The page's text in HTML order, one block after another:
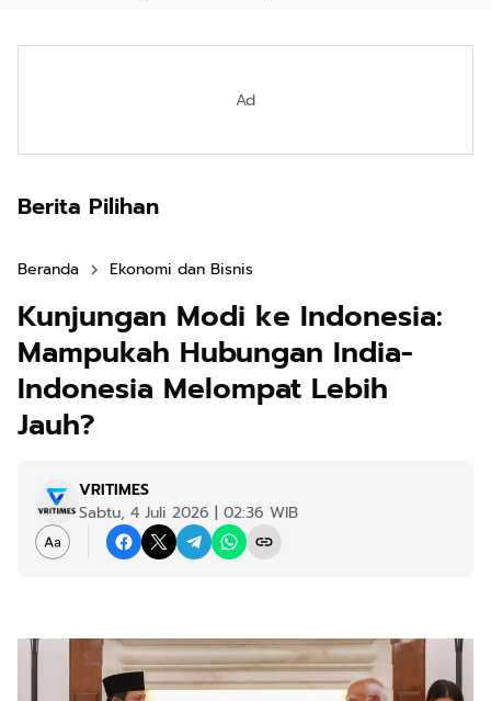
Ad
Berita Pilihan
Beranda Ekonomi dan Bisnis
Kunjungan Modi ke Indonesia:
Mampukah Hubungan India-
Indonesia Melompat Lebih
Jauh?
VRITIMES
Sabtu, 4 Juli 2026 | 02:36 WIB